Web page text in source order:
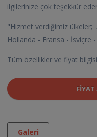
ilgilerinize çok teşekkür
"Hizmet verdiğimiz ülkeler;
Hollanda - Fransa - İsviçre
Tüm özellikler ve fiyat
FIYAT
Galeri